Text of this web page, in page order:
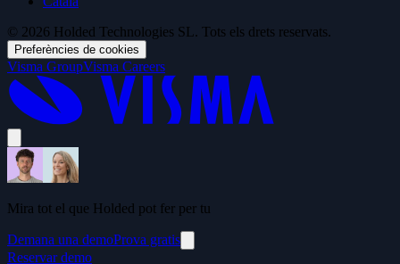
© 2026 Holded Technologies SL. Tots els drets reservats.
Preferències de cookies
Visma GroupVisma Careers
Mira tot el que Holded pot fer per tu
Demana una demoProva gratis
Reservar demo